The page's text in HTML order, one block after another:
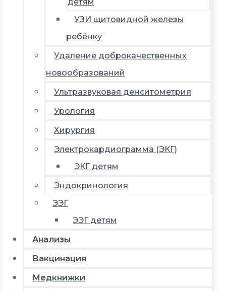
УЗИ щитовидной железы
ребёнку
Удаление доброкачественных
новообразований
Ультразвуковая денситометрия
Урология
Хирургия
Электрокардиограмма (ЭКГ)
ЭКГ детям
Эндокринология
ЭЭГ
ЭЭГ детям
Анализы
Вакцинация
Медкнижки